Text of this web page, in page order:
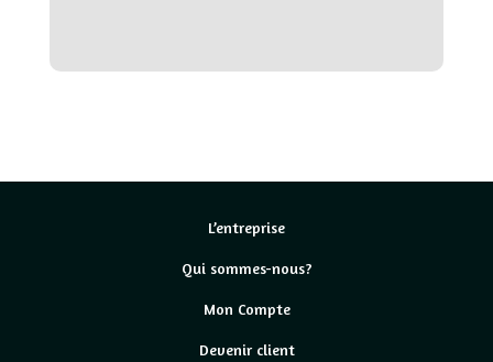
L’entreprise
Qui sommes-nous?
Mon Compte
Devenir client